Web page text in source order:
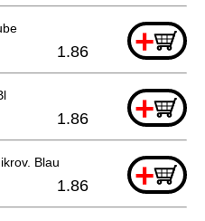
+
1.86
+
1.86
Blau +
1.86